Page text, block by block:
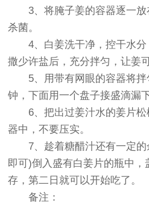
3、将腌子姜的容器逐一放
杀菌。
4、白姜洗干净，控干水分
撒少许盐后，充分拌匀，让姜
5、用带有网眼的容器将拌
钟，下面用一个盘子接盛滴漏
6、把出过姜汁水的姜片松
器中，不要压实。
7、趁着糖醋汁还有一定的
即可)倒入盛有白姜片的瓶中
存，第二日就可以开始吃了。
备注：